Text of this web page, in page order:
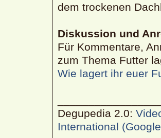
dem trockenen
Diskussion und
Für Kommentare,
zum Thema Futter
Wie lagert ihr euer
Degupedia 2.0:
International